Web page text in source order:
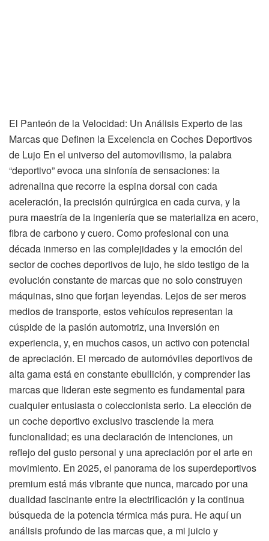
El Panteón de la Velocidad: Un Análisis Experto de las
Marcas que Definen la Excelencia en Coches Deportivos
de Lujo En el universo del automovilismo, la palabra
“deportivo” evoca una sinfonía de sensaciones: la
adrenalina que recorre la espina dorsal con cada
aceleración, la precisión quirúrgica en cada curva, y la
pura maestría de la ingeniería que se materializa en acero,
fibra de carbono y cuero. Como profesional con una
década inmerso en las complejidades y la emoción del
sector de coches deportivos de lujo, he sido testigo de la
evolución constante de marcas que no solo construyen
máquinas, sino que forjan leyendas. Lejos de ser meros
medios de transporte, estos vehículos representan la
cúspide de la pasión automotriz, una inversión en
experiencia, y, en muchos casos, un activo con potencial
de apreciación. El mercado de automóviles deportivos de
alta gama está en constante ebullición, y comprender las
marcas que lideran este segmento es fundamental para
cualquier entusiasta o coleccionista serio. La elección de
un coche deportivo exclusivo trasciende la mera
funcionalidad; es una declaración de intenciones, un
reflejo del gusto personal y una apreciación por el arte en
movimiento. En 2025, el panorama de los superdeportivos
premium está más vibrante que nunca, marcado por una
dualidad fascinante entre la electrificación y la continua
búsqueda de la potencia térmica más pura. He aquí un
análisis profundo de las marcas que, a mi juicio y